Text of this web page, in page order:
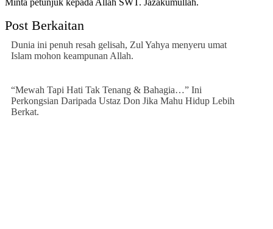
Minta petunjuk kepada Allah SWT. Jazakumullah.
Post Berkaitan
Dunia ini penuh resah gelisah, Zul Yahya menyeru umat
Islam mohon keampunan Allah.
“Mewah Tapi Hati Tak Tenang & Bahagia…” Ini
Perkongsian Daripada Ustaz Don Jika Mahu Hidup Lebih
Berkat.